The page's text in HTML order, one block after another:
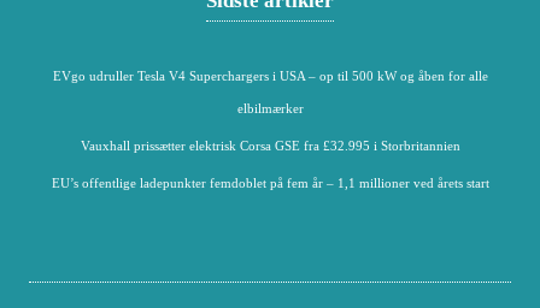
EVgo udruller Tesla V4 Superchargers i USA – op til 500 kW og åben for alle
elbilmærker
Vauxhall prissætter elektrisk Corsa GSE fra £32.995 i Storbritannien
EU’s offentlige ladepunkter femdoblet på fem år – 1,1 millioner ved årets start